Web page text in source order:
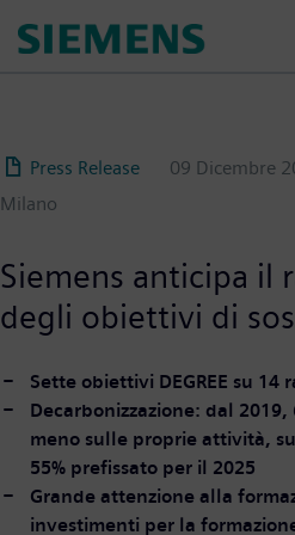
Press Release 09 Dicembre
Milano
Siemens anticipa il
degli obiettivi di
Sette obiettivi DEGREE su
Decarbonizzazione: dal 2019,
meno sulle proprie attività,
55% prefissato per il 2025
Grande attenzione alla
investimenti per la